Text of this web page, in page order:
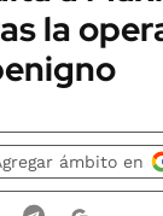
la
ámbito en